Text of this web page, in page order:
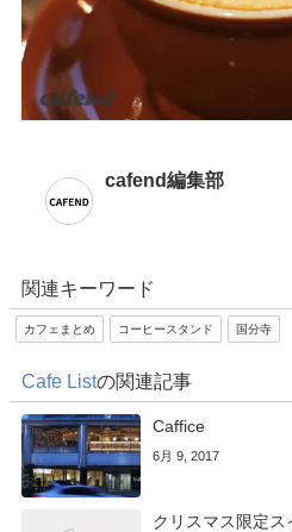
cafend編集部
関連キーワード
カフェまとめ コーヒースタンド 国分寺
Cafe Listの関連記事
Caffice
6月 9, 2017
クリスマス限定ス